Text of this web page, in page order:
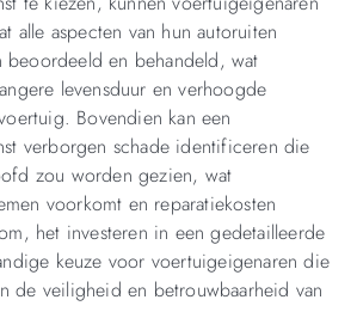
alle aspecten van hun autoruiten
en behandeld, wat
levensduur en verhoogde
Bovendien kan een
verborgen schade identificeren die
zou worden gezien, wat
voorkomt en reparatiekosten
het investeren in een gedetailleerde
keuze voor voertuigeigenaren die
de veiligheid en betrouwbaarheid van